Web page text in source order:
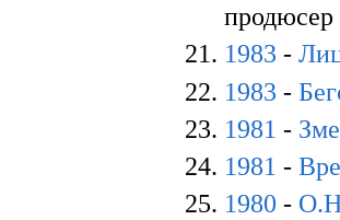
продюсер
1983 -
1983 -
1981 -
1981 -
1980 -